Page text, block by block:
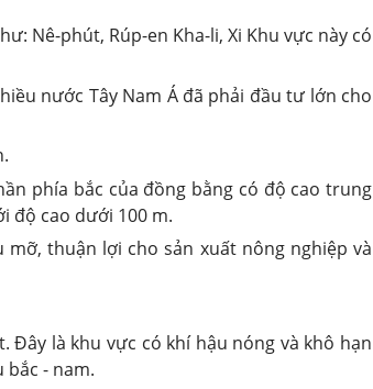
Nê-phút, Rúp-en Kha-li, Xi Khu vực này có
nước Tây Nam Á đã phải đầu tư lớn cho
phía bắc của đồng bằng có độ cao trung
độ cao dưới 100 m.
thuận lợi cho sản xuất nông nghiệp và
Đây là khu vực có khí hậu nóng và khô hạn
bắc - nam.